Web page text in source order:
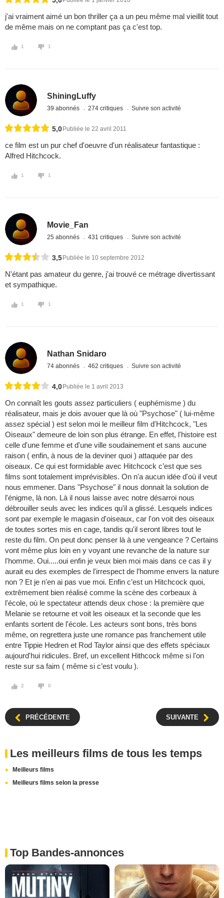
j'ai vraiment aimé un bon thriller ça a un peu même mal vieillit tout
de même mais on ne comptant pas ça c'est top.
1 1
ShiningLuffy
39 abonnés 274 critiques Suivre son activité
5,0 Publiée le 22 avril 2011
ce film est un pur chef d'oeuvre d'un réalisateur fantastique :
Alfred Hitchcock.
1 1
Movie_Fan
25 abonnés 431 critiques Suivre son activité
3,5 Publiée le 10 septembre 2012
N'étant pas amateur du genre, j'ai trouvé ce métrage divertissant
et sympathique.
1 1
Nathan Snidaro
74 abonnés 462 critiques Suivre son activité
4,0 Publiée le 1 avril 2013
On connaît les gouts assez particuliers ( euphémisme ) du
réalisateur, mais je dois avouer que là où "Psychose" ( lui-même
assez spécial ) est selon moi le meilleur film d'Hitchcock, "Les
Oiseaux" demeure de loin son plus étrange. En effet, l'histoire est
celle d'une femme et d'une ville soudainement et sans aucune
raison ( enfin, à nous de la deviner quoi ) attaquée par des
oiseaux. Ce qui est formidable avec Hitchcock c’est que ses
films sont totalement imprévisibles. On n'a aucun idée d'où il veut
nous emmener. Dans "Psychose" il nous donnait la solution de
l'énigme, là non. Là il nous laisse avec notre désarroi nous
débrouiller seuls avec les indices qu'il a glissé. Lesquels indices
sont par exemple le magasin d'oiseaux, car l'on voit des oiseaux
de toutes sortes mis en cage, tandis qu'il seront libres tout le
reste du film. On peut donc penser là à une vengeance ? Certains
vont même plus loin en y voyant une revanche de la nature sur
l'homme. Oui.....oui enfin je veux bien moi mais dans ce cas il y
aurait eu des exemples de l'irrespect de l’homme envers la nature
non ? Et je n'en ai pas vue moi. Enfin c’est un Hitchcock quoi,
extrêmement bien réalisé comme la scène des corbeaux à
l'école, où le spectateur attends deux chose : la première que
Melanie se retourne et voit les oiseaux et la seconde que les
enfants sortent de l'école. Les acteurs sont bons, très bons
même, on regrettera juste une romance pas franchement utile
entre Tippie Hedren et Rod Taylor ainsi que des effets spéciaux
aujourd'hui ridicules. Bref, un excellent Hithcock même si l'on
reste sur sa faim ( même si c’est voulu ).
2 0
PRÉCÉDENTE SUIVANTE
Les meilleurs films de tous les temps
Meilleurs films
Meilleurs films selon la presse
Top Bandes-annonces